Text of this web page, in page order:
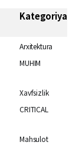
Kategoriya
Arxitektura
MUHIM
Xavfsizlik
CRITICAL
Mahsulot